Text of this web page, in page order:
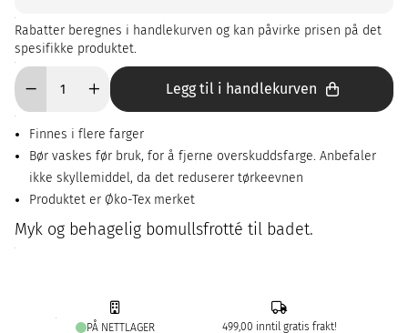
Rabatter beregnes i handlekurven og kan påvirke prisen på det
spesifikke produktet.
Legg til i handlekurven
Finnes i flere farger
Bør vaskes før bruk, for å fjerne overskuddsfarge. Anbefaler
ikke skyllemiddel, da det reduserer tørkeevnen
Produktet er Øko-Tex merket
Myk og behagelig bomullsfrotté til badet.
PÅ NETTLAGER
499,00 inntil gratis frakt!